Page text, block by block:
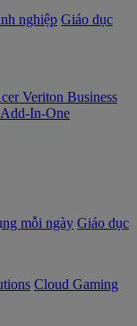
nghiệp Giáo dục
Veriton Business
Add-In-One
mỗi ngày Giáo dục
Cloud Gaming